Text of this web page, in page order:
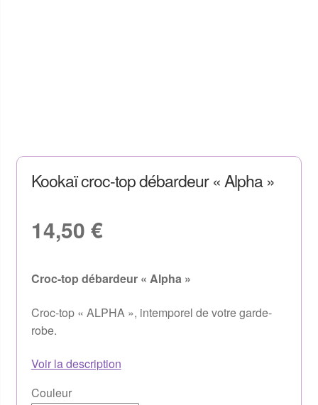
Kookaï croc-top débardeur « Alpha »
14,50 €
Croc-top débardeur « Alpha »
Croc-top « ALPHA », intemporel de votre garde-
robe.
Voir la description
Couleur